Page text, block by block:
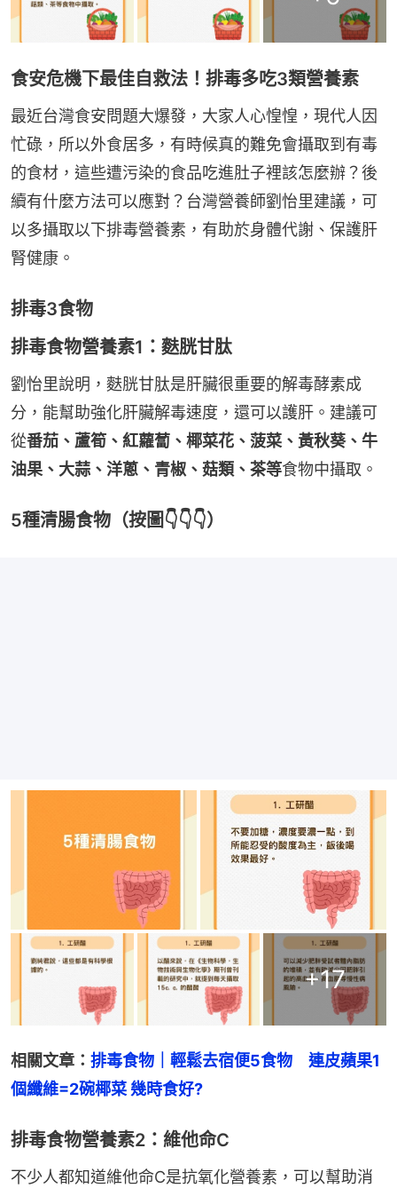
食安危機下最佳自救法！排毒多吃3類營養素
最近台灣食安問題大爆發，大家人心惶惶，現代人因
忙碌，所以外食居多，有時候真的難免會攝取到有毒
的食材，這些遭污染的食品吃進肚子裡該怎麼辦？後
續有什麼方法可以應對？台灣營養師劉怡里建議，可
以多攝取以下排毒營養素，有助於身體代謝、保護肝
腎健康。
排毒3食物
排毒食物營養素1：麩胱甘肽
劉怡里說明，麩胱甘肽是肝臟很重要的解毒酵素成
分，能幫助強化肝臟解毒速度，還可以護肝。建議可
從番茄、蘆筍、紅蘿蔔、椰菜花、菠菜、黃秋葵、牛
油果、大蒜、洋蔥、青椒、菇類、茶等食物中攝取。
5種清腸食物（按圖👇👇👇）
+17
相關文章： 排毒食物｜輕鬆去宿便5食物　連皮蘋果1
個纖維=2碗椰菜 幾時食好?
排毒食物營養素2：維他命C
不少人都知道維他命C是抗氧化營養素，可以幫助消